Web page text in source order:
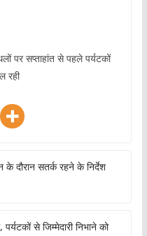
पर सप्ताहांत से पहले पर्यटकों
रही
के दौरान सतर्क रहने के निर्देश
से जिम्मेदारी निभाने को